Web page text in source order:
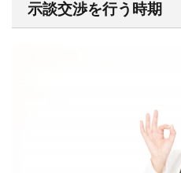
示談交渉を行う時期